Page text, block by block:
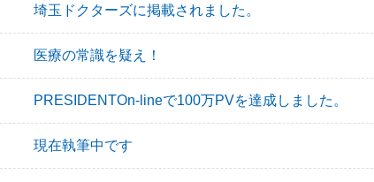
埼玉ドクターズに掲載されました。
医療の常識を疑え！
PRESIDENTOn-lineで100万PVを達成しました。
現在執筆中です